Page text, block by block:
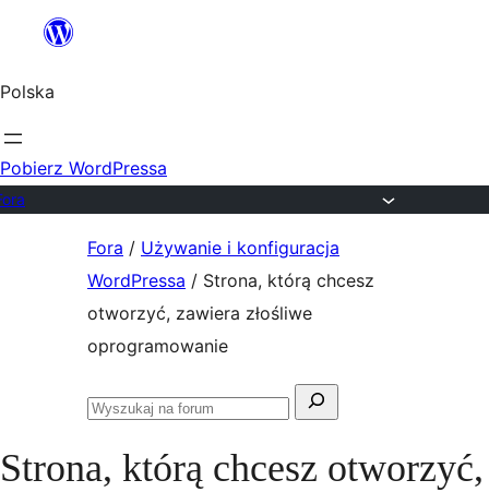
Przejdź
treści
Polska
Pobierz WordPressa
Fora / Używanie i konfiguracja
WordPressa / Strona, którą chcesz
otworzyć, zawiera złośliwe
oprogramowanie
Szukaj:
Przeszukaj
Strona, którą chcesz otworzyć,